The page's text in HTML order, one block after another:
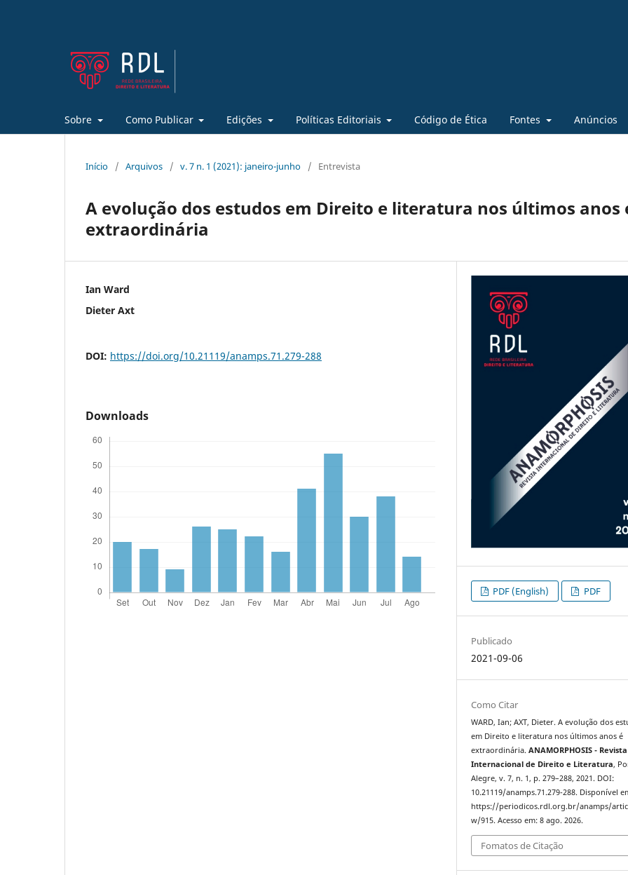
Sobre Como Publicar Edições Políticas Editoriais Código de Ética Fontes Anúncios
Início / Arquivos / v. 7 n. 1 (2021): janeiro-junho / Entrevista
A evolução dos estudos em Direito e literatura nos últimos anos
extraordinária
Ian Ward
Dieter Axt
DOI: https://doi.org/10.21119/anamps.71.279-288
Downloads
PDF (English) PDF
Publicado
2021-09-06
Como Citar
WARD, Ian; AXT, Dieter. A evolução dos
em Direito e literatura nos últimos anos é
extraordinária.ANAMORPHOSIS - Revista
Internacional de Direito e Literatura,
Alegre, v. 7, n. 1, p. 279–288, 2021. DOI:
10.21119/anamps.71.279-288. Disponível
https://periodicos.rdl.org.br/anamps/
w/915. Acesso em: 8 ago. 2026.
Fomatos de Citação